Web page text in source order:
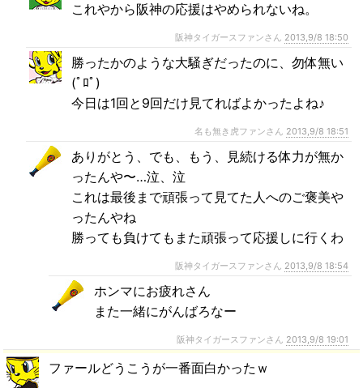
これやから阪神の応援はやめられないね。
阪神タイガースファンさん 2013,9/8 18:50
勝ったかのような大騒ぎだったのに、勿体無い
(ﾟﾛﾟ)
今日は1回と9回だけ見てればよかったよね♪
名も無き虎ファンさん 2013,9/8 18:51
ありがとう、でも、もう、見続ける体力が無か
ったんや〜…泣、泣
これは最後まで頑張って見てた人へのご褒美や
ったんやね
勝っても負けてもまた頑張って応援しに行くわ
阪神タイガースファンさん 2013,9/8 18:54
ホンマにお疲れさん
また一緒にがんばろなー
阪神タイガースファンさん 2013,9/8 19:01
ファールどうこうが一番面白かったｗ